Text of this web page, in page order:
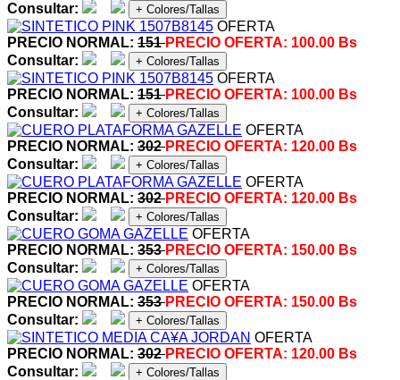
Consultar:
+ Colores/Tallas
OFERTA
PRECIO NORMAL: 151PRECIO OFERTA: 100.00 Bs
Consultar:
+ Colores/Tallas
OFERTA
PRECIO NORMAL: 151PRECIO OFERTA: 100.00 Bs
Consultar:
+ Colores/Tallas
OFERTA
PRECIO NORMAL: 302PRECIO OFERTA: 120.00 Bs
Consultar:
+ Colores/Tallas
OFERTA
PRECIO NORMAL: 302PRECIO OFERTA: 120.00 Bs
Consultar:
+ Colores/Tallas
OFERTA
PRECIO NORMAL: 353PRECIO OFERTA: 150.00 Bs
Consultar:
+ Colores/Tallas
OFERTA
PRECIO NORMAL: 353PRECIO OFERTA: 150.00 Bs
Consultar:
+ Colores/Tallas
OFERTA
PRECIO NORMAL: 302PRECIO OFERTA: 120.00 Bs
Consultar:
+ Colores/Tallas